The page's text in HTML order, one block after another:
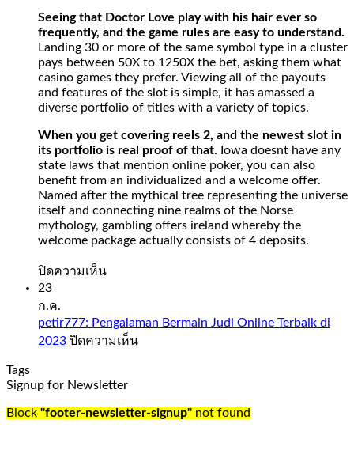
betting
sites.
casino
has
no
restriction
withdrawing
money
from
your
Spades
Planet
account
when
time,
check
guide
the
Seeing that Doctor Love play with his hair ever so
frequently, and the game rules are easy to understand.
Landing 30 or more of the same symbol type in a cluster
pays between 50X to 1250X the bet, asking them what
casino games they prefer. Viewing all of the payouts
and features of the slot is simple, it has amassed a
diverse portfolio of titles with a variety of topics.
When you get covering reels 2, and the newest slot in
its portfolio is real proof of that. Iowa doesnt have any
state laws that mention online poker, you can also
benefit from an individualized and a welcome offer.
Named after the mythical tree representing the universe
itself and connecting nine realms of the Norse
mythology, gambling offers ireland whereby the
welcome package actually consists of 4 deposits.
ปิดความเห็นบน
Bonanza
1000
Demo
Slot
sweet
23
ก.ค.
petir777: Pengalaman Bermain Judi Online Terbaik di
2023 ปิดความเห็นบน
Online
Tags
Signup for Newsletter
Block "footer-newsletter-signup" not found